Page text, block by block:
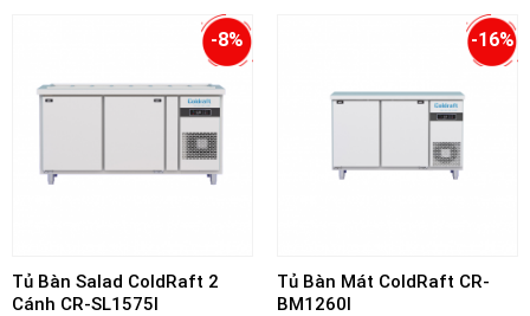
-8%
Tủ Bàn Salad ColdRaft 2
Cánh CR-SL1575I
-16%
Tủ Bàn Mát ColdRaft CR-
BM1260I